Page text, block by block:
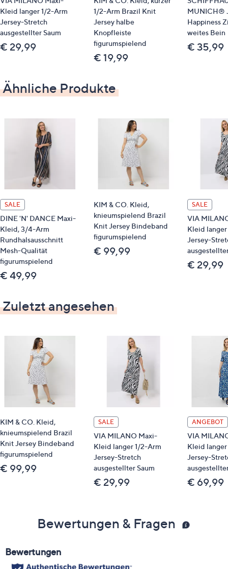
Auf einen Blick
Jersey-Stretch
Rundhalsausschnitt
ausgestellter Saum
Allover-Druck
Maße (Größe 19/38) & Passform
Länge: ca. 120/130 cm
figur-umspielend
knöchellang
wir empfehlen die Kurzgröße bei einer
Körperhöhe von 157 bis 164 cm
wir empfehlen die Normalgröße bei einer
Körperhöhe von 165 bis 172 cm
Material
95 % Polyester, 5 % Elasthan
Pflege
Schonwäsche 30°
Kleid langer 1/2-Arm
Jersey-Stretch
ausgestellter Saum
€ 29,99
1/2-Arm Brazil Knit
Jersey halbe
Knopfleiste
figurumspielend
€ 19,99
MUNICH®
Happiness
weites Bein
€ 35,99
Ähnliche Produkte
SALE
DINE 'N' DANCE Maxi-
Kleid, 3/4-Arm
Rundhalsausschnitt
Mesh-Qualität
figurumspielend
€ 49,99
KIM & CO. Kleid,
knieumspielend Brazil
Knit Jersey Bindeband
figurumspielend
€ 99,99
SALE
VIA
Kleid
Jersey-
€ 29,99
Zuletzt angesehen
KIM & CO. Kleid,
knieumspielend Brazil
Knit Jersey Bindeband
figurumspielend
€ 99,99
SALE
VIA MILANO Maxi-
Kleid langer 1/2-Arm
Jersey-Stretch
ausgestellter Saum
€ 29,99
ANGEBOT
VIA
Kleid
Jersey-
€ 69,99
Bewertungen & Fragen